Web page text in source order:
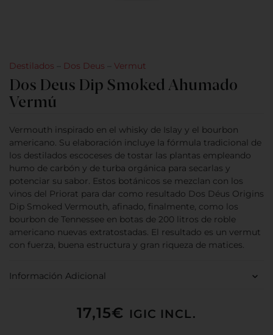
Destilados Dos Deus Vermut
Dos Deus Dip Smoked Ahumado
Vermú
Vermouth inspirado en el whisky de Islay y el bourbon
americano. Su elaboración incluye la fórmula tradicional de
los destilados escoceses de tostar las plantas empleando
humo de carbón y de turba orgánica para secarlas y
potenciar su sabor. Estos botánicos se mezclan con los
vinos del Priorat para dar como resultado Dos Déus Origins
Dip Smoked Vermouth, afinado, finalmente, como los
bourbon de Tennessee en botas de 200 litros de roble
americano nuevas extratostadas. El resultado es un vermut
con fuerza, buena estructura y gran riqueza de matices.
Información Adicional
17,15€ IGIC INCL.